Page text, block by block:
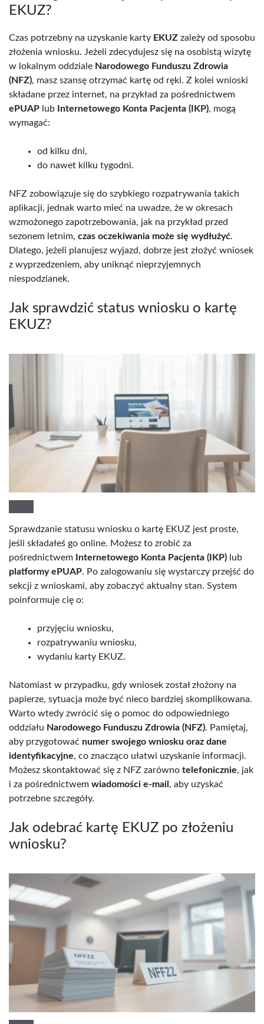
EKUZ?
Czas potrzebny na uzyskanie karty EKUZ zależy od sposobu
złożenia wniosku. Jeżeli zdecydujesz się na osobistą wizytę
w lokalnym oddziale Narodowego Funduszu Zdrowia
(NFZ), masz szansę otrzymać kartę od ręki. Z kolei wnioski
składane przez internet, na przykład za pośrednictwem
ePUAP lub Internetowego Konta Pacjenta (IKP), mogą
wymagać:
od kilku dni,
do nawet kilku tygodni.
NFZ zobowiązuje się do szybkiego rozpatrywania takich
aplikacji, jednak warto mieć na uwadze, że w okresach
wzmożonego zapotrzebowania, jak na przykład przed
sezonem letnim, czas oczekiwania może się wydłużyć.
Dlatego, jeżeli planujesz wyjazd, dobrze jest złożyć wniosek
z wyprzedzeniem, aby uniknąć nieprzyjemnych
niespodzianek.
Jak sprawdzić status wniosku o kartę
EKUZ?
Sprawdzanie statusu wniosku o kartę EKUZ jest proste,
jeśli składałeś go online. Możesz to zrobić za
pośrednictwem
Internetowego Konta Pacjenta (IKP) lub
platformy ePUAP. Po zalogowaniu się wystarczy przejść do
sekcji z wnioskami, aby zobaczyć aktualny stan. System
poinformuje cię o:
przyjęciu wniosku,
rozpatrywaniu wniosku,
wydaniu karty EKUZ.
Natomiast w przypadku, gdy wniosek został złożony na
papierze, sytuacja może być nieco bardziej skomplikowana.
Warto wtedy zwrócić się o pomoc do odpowiedniego
oddziału Narodowego Funduszu Zdrowia (NFZ). Pamiętaj,
aby przygotować numer swojego wniosku oraz dane
identyfikacyjne, co znacząco ułatwi uzyskanie informacji.
Możesz skontaktować się z NFZ zarówno telefonicznie, jak
i za pośrednictwem wiadomości e-mail , aby uzyskać
potrzebne szczegóły.
Jak odebrać kartę EKUZ po złożeniu
wniosku?